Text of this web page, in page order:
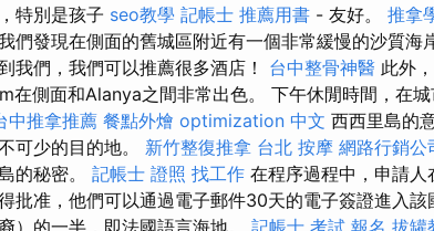
特別是孩子 seo教學 記帳士 推薦用書 - 友好。 推拿
們發現在側面的舊城區附近有一個非常緩慢的沙質海
我們，我們可以推薦很多酒店！ 台中整骨神醫 此外
在側面和Alanya之間非常出色。 下午休閒時間，在城
中推拿推薦 餐點外燴 optimization 中文 西西里島的
可少的目的地。 新竹整復推拿 台北 按摩 網路行銷公
的秘密。 記帳士 證照 找工作 在程序過程中，申請
批准，他們可以通過電子郵件30天的電子簽證進入
）的一半，即法國語言海地。 記帳士 考試 報名 拔罐